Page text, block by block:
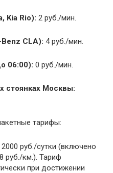
Kia Rio): 2 руб./мин.
CLA): 4 руб./мин.
06:00): 0 руб./мин.
стоянках Москвы:
тарифы:
руб./сутки (включено
руб./км.). Тариф
при достижении